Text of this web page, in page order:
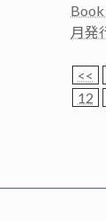
月発
<<
12